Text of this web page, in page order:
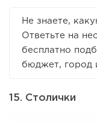
Не знаете,
Ответьте на
бесплатно
бюджет, город
15. Столички